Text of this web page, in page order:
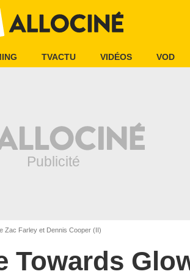
TVACTU VIDÉOS VOD
Zac Farley et Dennis Cooper (II)
Towards